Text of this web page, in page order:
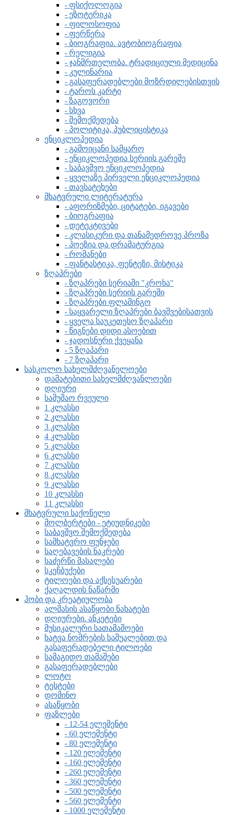
- ფსიქოლოგია
- ეზოტერიკა
- ფილოსოფია
- ფერწერა
- ბიოგრაფია. ავტობიოგრაფია
- რელიგია
- ჯანმრთელობა. ტრადიციული მედიცინა
- კულინარია
- გასაფერადებლები მოზრდილებისთვის
- ტაროს კარტი
- ზაგოვორი
- სხვა
- შემოქმედება
- პოლიტიკა, პუბლიცისტიკა
ენციკლოპედია
- გამოიცანი სამყარო
- ენციკლოპედია სერიის გარეშე
- საბავშვო ენციკლოპედია
- ყველაზე პირველი ენციკლოპედია
- თავსატეხები
მხატვრული ლიტერატურა
- აფორიზმები, ციტატები, იგავები
- ბიოგრაფია
- დეტეკტივები
- კლასიკური და თანამედროვე პროზა
- პოეზია და დრამატურგია
- რომანები
- ფანტასტიკა, ფენტეზი, მისტიკა
ზღაპრები
- ზღაპრები სერიაში "კროხა"
- ზღაპრები სერიის გარეში
- ზღაპრები ფლამინგო
- საყვარელი ზღაპრები ბავშვებისათვის
- ყველა საუკეთესო ზღაპარი
- წიგნები დიდი ასოებით
- ჯადოსნური ქვეყანა
- 5 ზღაპარი
- 7 ზღაპარი
სასკოლო სახელმძღვანელოები
დამატებითი სახელმძღვანლოები
დღიური
სამუშაო რვეული
1 კლასსი
2 კლასსი
3 კლასსი
4 კლასსი
5 კლასსი
6 კლასსი
7 კლასსი
8 კლასსი
9 კლასსი
10 კლასსი
11 კლასსი
მხატვრული საქონელი
მოლბერტები - ეტიუდნიკები
საბავშვო შემოქმედება
სამხატვრო ფუნჯები
საღებავების ნაკრები
საძერწი მასალები
სკეჩბუქები
ტილოები და აქსესუარები
ქაღალდის ნაწარმი
ჰობი და კრეატიულობა
ალმასის ასაწყობი ნახატები
დღიურები. ანკეტები
მუსიკალური სათამაშოები
ხატვა ნომრების საშუალებით და
გასაფერადებელი ტილოები
სამაგიდო თამაშები
გასაფერადებლები
ლოტო
ტესტები
დომინო
ასაწყობი
ფაზლები
- 12-54 ელემენტი
- 60 ელემენტი
- 80 ელემენტი
- 120 ელემენტი
- 160 ელემენტი
- 260 ელემენტი
- 360 ელემენტი
- 500 ელემენტი
- 560 ელემენტი
- 1000 ელემენტი